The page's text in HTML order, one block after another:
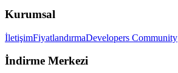
Kurumsal
İletişimFiyatlandırmaDevelopers Community
İndirme Merkezi